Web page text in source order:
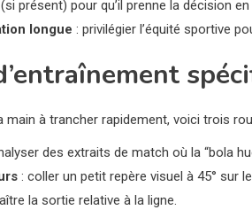
(si présent) pour qu’il prenne la décision
longue : privilégier l’équité sportive
main à trancher rapidement, voici trois
des extraits de match où la “bola
: coller un petit repère visuel à 45° sur
la sortie relative à la ligne.